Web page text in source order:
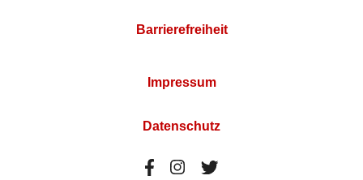
Barrierefreiheit
Impressum
Datenschutz